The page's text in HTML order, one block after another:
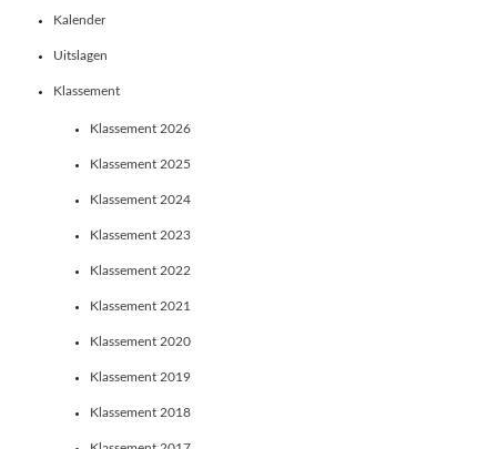
Kalender
Uitslagen
Klassement
Klassement 2026
Klassement 2025
Klassement 2024
Klassement 2023
Klassement 2022
Klassement 2021
Klassement 2020
Klassement 2019
Klassement 2018